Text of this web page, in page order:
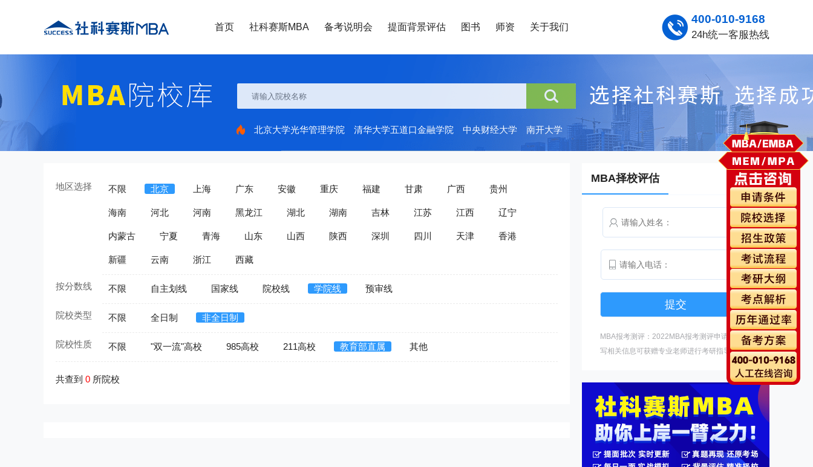
首页 社科赛斯MBA 备考说明会 提面背景评估 图书 师资 关于我们
400-010-9168
24h统一客服热线
北京大学光华管理学院 清华大学五道口金融学院 中央财经大学 南开大学
地区选择 不限 北京 上海 广东 安徽 重庆 福建 甘肃 广西 贵州
海南 河北 河南 黑龙江 湖北 湖南 吉林 江苏 江西 辽宁
内蒙古 宁夏 青海 山东 山西 陕西 深圳 四川 天津 香港
新疆 云南 浙江 西藏
按分数线 不限 自主划线 国家线 院校线 学院线 预审线
院校类型 不限 全日制 非全日制
院校性质 不限 "双一流"高校 985高校 211高校 教育部直属 其他
共查到 0 所院校
MBA择校评估
MBA报考测评：2022MBA报考测评申请中，填
写相关信息可获赠专业老师进行考研指导。